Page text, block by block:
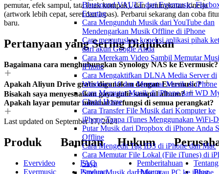
Bluesound VAULT dari Evermusic,
Evertag
Cara Mengunduh Musik dari YouTube dan
Mendengarkan Musik Offline di iPhone
Cara memutuskan koneksi aplikasi pihak
dari akun Google Anda
Cara Merekam Video Sambil Memutar
iPhone
Cara Mengaktifkan DLNA Media Server di
Windows 10 dan Memutar Musik di iPhone
Cara Memutar Musik di iPhone dari WD
Cloud Home
Cara Transfer File Musik dari Komputer ke
iPhone Tanpa iTunes Menggunakan WiFi-
Putar Musik dari Dropbox di iPhone Anda
Offline
Cara Mengedit Tag ID3 di iPhone dan Mac
Cara Memutar File Lokal (File iTunes) di
Saya
Stream Musik dari Mac atau PC ke iPhone
pemutar, efek sampul, tata letak kompak), dan peningkatan kinerja
(artwork lebih cepat, seret dan lepas). Perbarui sekarang dan coba
baru.
Pertanyaan yang Sering Diajukan
Bagaimana cara menghubungkan Synology NAS ke Evermusic?
Apakah Aliyun Drive gratis digunakan dengan Evermusic?
Bisakah saya menyesuaikan gaya gulir sampul album?
Apakah layar pemutar minimal berfungsi di semua perangkat?
Last updated on September 17, 2024
Produk
Evervideo
Evermusic
Bantuan
FAQ
Panduan
Hukum
Pemberitahuan
Hukum
Tentang
Blog